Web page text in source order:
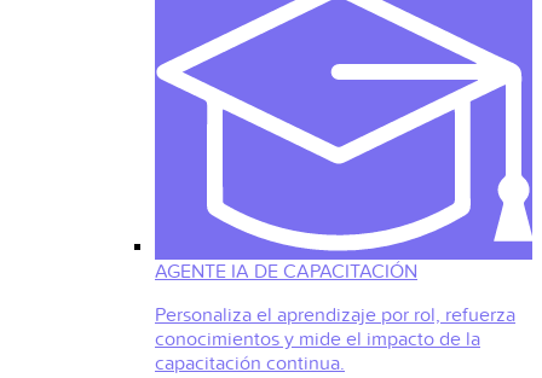
AGENTE IA DE CAPACITACIÓN
Personaliza el aprendizaje por rol, refuerza
conocimientos y mide el impacto de la
capacitación continua.